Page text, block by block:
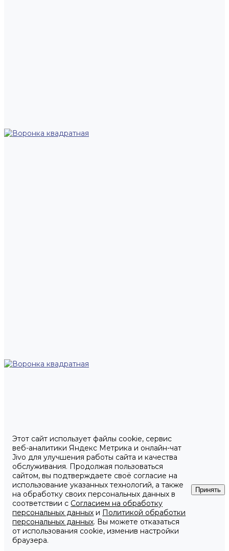
Этот сайт использует файлы cookie, сервис
веб-аналитики Яндекс Метрика и онлайн-чат
Jivo для улучшения работы сайта и качества
обслуживания. Продолжая пользоваться
сайтом, вы подтверждаете своё согласие на
использование указанных технологий, а также
на обработку своих персональных данных в
соответствии с Согласием на обработку
персональных данных и Политикой обработки
персональных данных. Вы можете отказаться
от использования cookie, изменив настройки
браузера.
Принять